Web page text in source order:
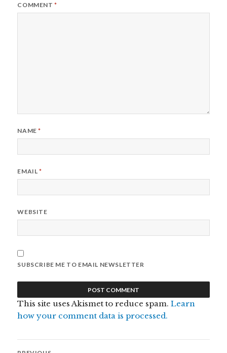
COMMENT*
NAME*
EMAIL*
WEBSITE
SUBSCRIBE ME TO EMAIL NEWSLETTER
This site uses Akismet to reduce spam.Learn
how your comment data is processed.
Post